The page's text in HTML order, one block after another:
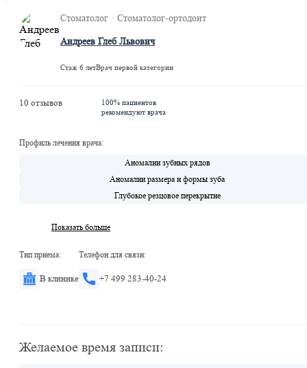
Стоматолог · Стоматолог-ортодонт
Андреев Глеб Львович
Стаж 6 летВрач первой категории
10 отзывов
100% пациентов
рекомендуют врача
Профиль лечения врача:
Аномалии зубных рядов
Аномалии размера и формы зуба
Глубокое резцовое перекрытие
Показать больше
Тип приема:
В клинике
Телефон для связи:
+7 499 283-40-24
Желаемое время записи: